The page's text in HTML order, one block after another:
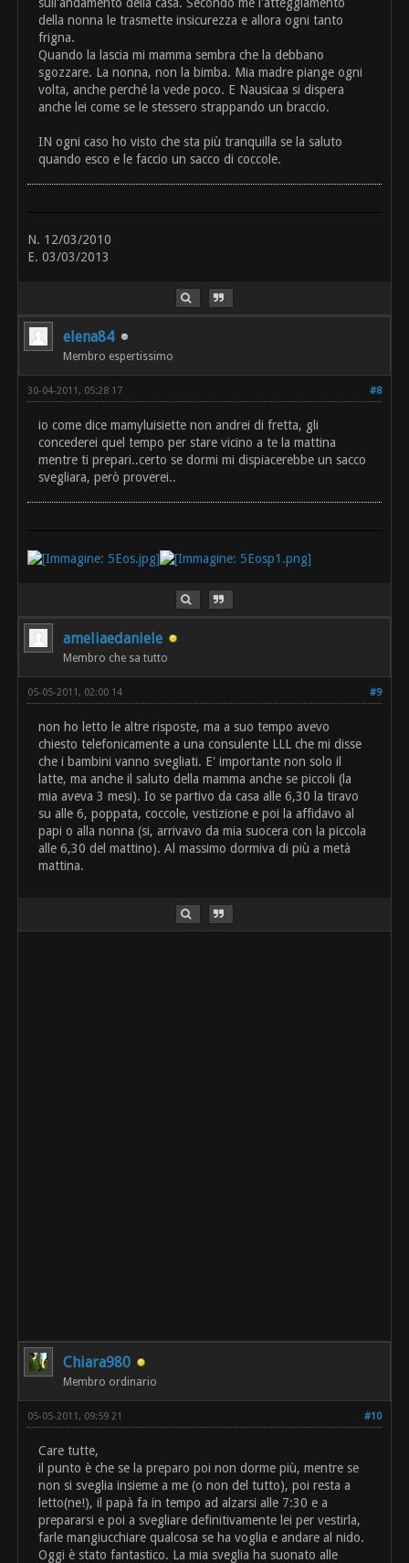
della nonna le trasmette insicurezza e allora ogni tanto
frigna.
Quando la lascia mi mamma sembra che la debbano
sgozzare. La nonna, non la bimba. Mia madre piange ogni
volta, anche perché la vede poco. E Nausicaa si dispera
anche lei come se le stessero strappando un braccio.
IN ogni caso ho visto che sta più tranquilla se la saluto
quando esco e le faccio un sacco di coccole.
N. 12/03/2010
E. 03/03/2013
elena84
Membro espertissimo
#8
30-04-2011, 05:28 17
io come dice mamyluisiette non andrei di fretta, gli
concederei quel tempo per stare vicino a te la mattina
mentre ti prepari..certo se dormi mi dispiacerebbe un sacco
svegliara, però proverei..
ameliaedaniele
Membro che sa tutto
#9
05-05-2011, 02:00 14
non ho letto le altre risposte, ma a suo tempo avevo
chiesto telefonicamente a una consulente LLL che mi disse
che i bambini vanno svegliati. E' importante non solo il
latte, ma anche il saluto della mamma anche se piccoli (la
mia aveva 3 mesi). Io se partivo da casa alle 6,30 la tiravo
su alle 6, poppata, coccole, vestizione e poi la affidavo al
papi o alla nonna (si, arrivavo da mia suocera con la piccola
alle 6,30 del mattino). Al massimo dormiva di più a metà
mattina.
Chiara980
Membro ordinario
#10
05-05-2011, 09:59 21
Care tutte,
il punto è che se la preparo poi non dorme più, mentre se
non si sveglia insieme a me (o non del tutto), poi resta a
letto(ne!), il papà fa in tempo ad alzarsi alle 7:30 e a
prepararsi e poi a svegliare definitivamente lei per vestirla,
farle mangiucchiare qualcosa se ha voglia e andare al nido.
Oggi è stato fantastico. La mia sveglia ha suonato alle